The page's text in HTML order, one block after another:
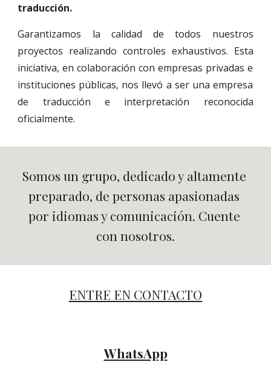
traducción.
Garantizamos la calidad de todos
nuestros
proyectos realizando controles exhaustivos. Esta
iniciativa, en colaboración con empresas privadas e
instituciones públicas, nos llevó a seruna empresa
de traducción e interpretación reconocida
oficialmente.
Somos un grupo, dedicado y altamente
preparado, de personas apasionadas
por idiomas y comunicación. Cuente
con nosotros.
ENTRE EN CONTACTO
WhatsApp